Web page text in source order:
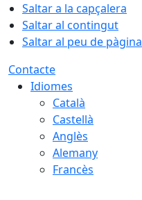
Saltar a la capçalera
Saltar al contingut
Saltar al peu de pàgina
Contacte
Idiomes
Català
Castellà
Anglès
Alemany
Francès